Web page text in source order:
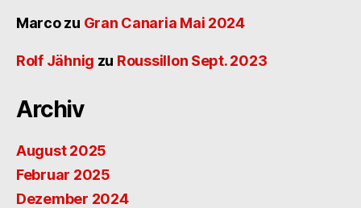
Marcozu Gran Canaria Mai 2024
Rolf Jähnig zu Roussillon Sept. 2023
Archiv
August 2025
Februar 2025
Dezember 2024